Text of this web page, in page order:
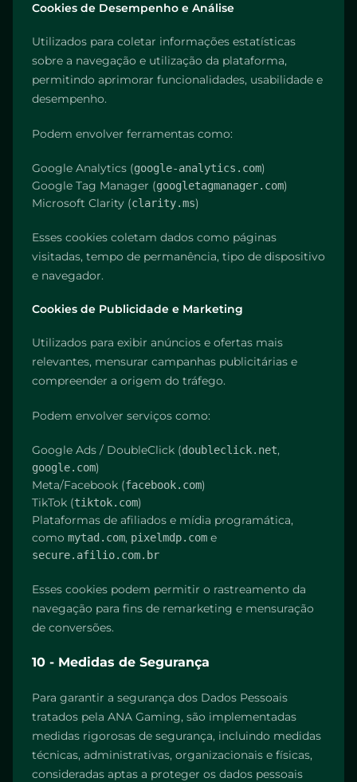
Cookies de Desempenho e Análise
Utilizados para coletar informações estatísticas
sobre a navegação e utilização da plataforma,
permitindo aprimorar funcionalidades, usabilidade e
desempenho.
Podem envolver ferramentas como:
Google Analytics (google-analytics.com)
Google Tag Manager (googletagmanager.com)
Microsoft Clarity (clarity.ms)
Esses cookies coletam dados como páginas
visitadas, tempo de permanência, tipo de dispositivo
e navegador.
Cookies de Publicidade e Marketing
Utilizados para exibir anúncios e ofertas mais
relevantes, mensurar campanhas publicitárias e
compreender a origem do tráfego.
Podem envolver serviços como:
Google Ads / DoubleClick (doubleclick.net,
google.com)
Meta/Facebook (facebook.com)
TikTok (tiktok.com)
Plataformas de afiliados e mídia programática,
como mytad.com, pixelmdp.com e
secure.afilio.com.br
Esses cookies podem permitir o rastreamento da
navegação para fins de remarketing e mensuração
de conversões.
10 - Medidas de Segurança
Para garantir a segurança dos Dados Pessoais
tratados pela ANA Gaming, são implementadas
medidas rigorosas de segurança, incluindo medidas
técnicas, administrativas, organizacionais e físicas,
consideradas aptas a proteger os dados pessoais